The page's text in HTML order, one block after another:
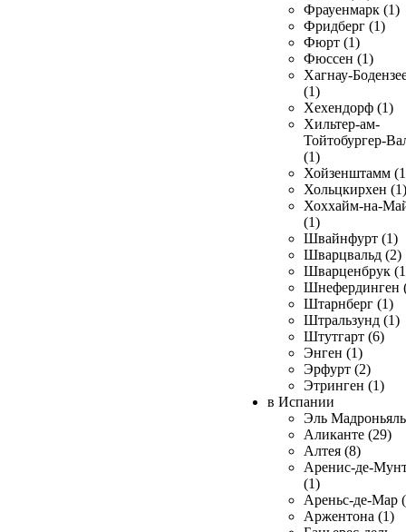
Фрауенмарк (1)
Фридберг (1)
Фюрт (1)
Фюссен (1)
Хагнау-
(1)
Хехендорф (1)
Хильтер-ам-
Тойтобургер-
(1)
Хойзенштамм
Хольцкирхен (1)
Хоххайм-на-
(1)
Швайнфурт (1)
Шварцвальд (2)
Шварценбрук
Шнефердинген
Штарнберг (1)
Штральзунд (1)
Штутгарт (6)
Энген (1)
Эрфурт (2)
Этринген (1)
в Испании
Эль
Аликанте (29)
Алтея (8)
Аренис-де-
(1)
Ареньс-де-Мар
Аржентона (1)